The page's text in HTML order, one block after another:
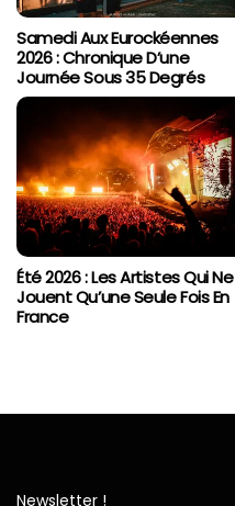
Samedi Aux Eurockéennes
2026 : Chronique D’une
Journée Sous 35 Degrés
Été 2026 : Les Artistes Qui Ne
Jouent Qu’une Seule Fois En
France
Newsletter !